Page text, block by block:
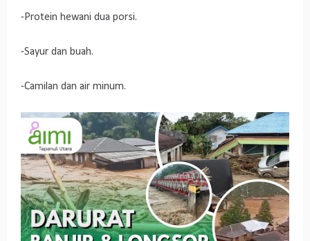
-Protein hewani dua porsi.
-Sayur dan buah.
-Camilan dan air minum.